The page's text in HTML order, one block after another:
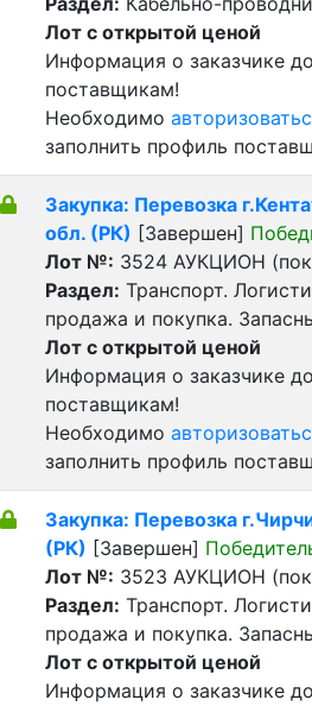
Лот с открытой ценой
Информация о заказчике
поставщикам!
Необходимо
заполнить профиль
Закупка: Перевозка
обл. (РК) [Завершен]
Лот №: 3524 АУКЦИОН
Раздел: Транспорт.
продажа и покупка.
Лот с открытой ценой
Информация о заказчике
поставщикам!
Необходимо
заполнить профиль
Закупка: Перевозка
(РК) [Завершен]
Лот №: 3523 АУКЦИОН
Раздел: Транспорт.
продажа и покупка.
Лот с открытой ценой
Информация о заказчике